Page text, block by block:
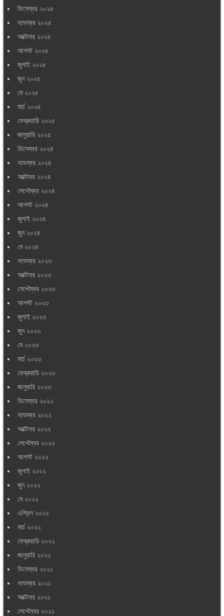
ডিসেম্বর ২০২৫
নভেম্বর ২০২৫
অক্টোবর ২০২৫
আগস্ট ২০২৫
জুলাই ২০২৫
জুন ২০২৫
মে ২০২৫
মার্চ ২০২৫
ফেব্রুয়ারি ২০২৫
জানুয়ারি ২০২৫
ডিসেম্বর ২০২৪
নভেম্বর ২০২৪
অক্টোবর ২০২৪
সেপ্টেম্বর ২০২৪
আগস্ট ২০২৪
জুলাই ২০২৪
জুন ২০২৪
মে ২০২৪
নভেম্বর ২০২৩
অক্টোবর ২০২৩
সেপ্টেম্বর ২০২৩
আগস্ট ২০২৩
জুলাই ২০২৩
জুন ২০২৩
মে ২০২৩
মার্চ ২০২৩
ফেব্রুয়ারি ২০২৩
জানুয়ারি ২০২৩
ডিসেম্বর ২০২২
নভেম্বর ২০২২
অক্টোবর ২০২২
সেপ্টেম্বর ২০২২
আগস্ট ২০২২
জুলাই ২০২২
জুন ২০২২
মে ২০২২
এপ্রিল ২০২২
মার্চ ২০২২
ফেব্রুয়ারি ২০২২
জানুয়ারি ২০২২
ডিসেম্বর ২০২১
নভেম্বর ২০২১
অক্টোবর ২০২১
সেপ্টেম্বর ২০২১